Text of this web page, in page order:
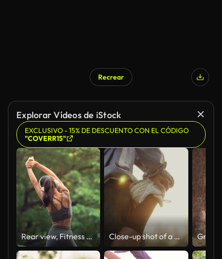
Recrear
Explorar Vídeos de iStock
EXCLUSIVO - 15% DE DESCUENTO CON EL CÓDIGO
"COVERR15"
Rear view, Fitness woman doing stretch exercise stretching her arms, female stretching for warming up before running or working out in the park outdoor. Close-up shot of a man shaking his hands to warm up before running